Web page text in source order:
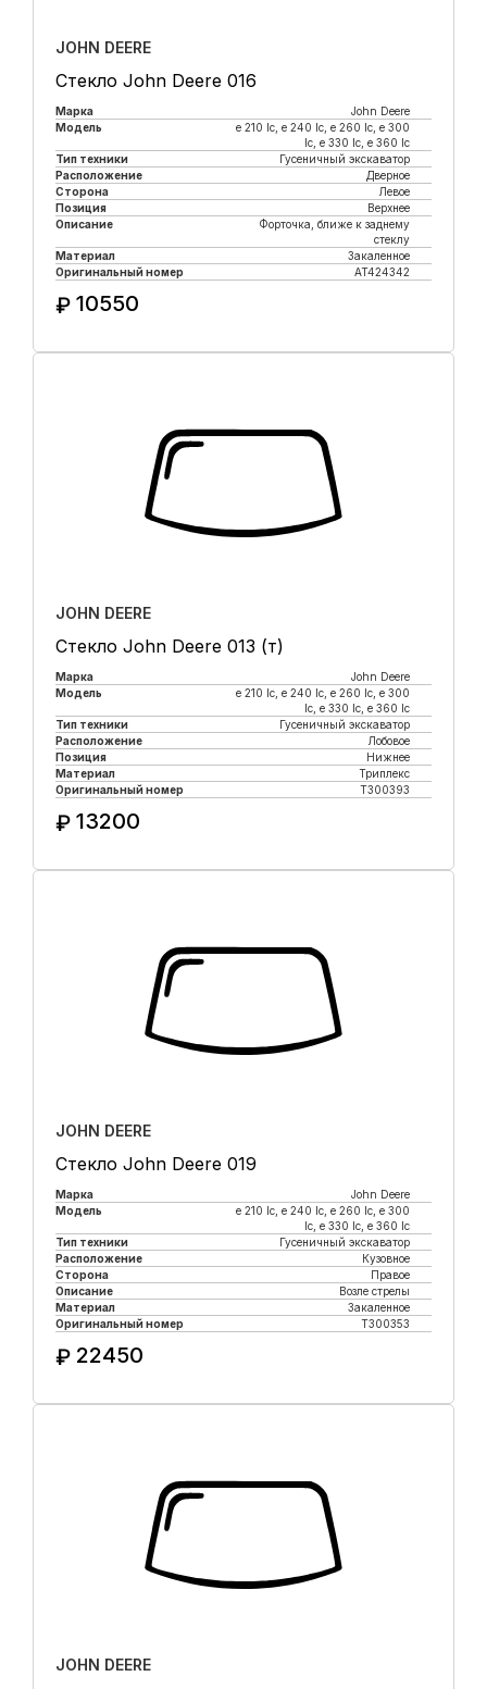
JOHN DEERE
Стекло John Deere 016
Марка
John Deere
Модель
e 210 lc, е 240 lc, e 260 lc, e 300
lc, e 330 lc, e 360 lc
Тип техники
Гусеничный экскаватор
Расположение
Дверное
Сторона
Левое
Позиция
Верхнее
Описание
Форточка, ближе к заднему
стеклу
Материал
Закаленное
Оригинальный номер
AT424342
₽ 10550
JOHN DEERE
Стекло John Deere 013 (т)
Марка
John Deere
Модель
e 210 lc, е 240 lc, e 260 lc, e 300
lc, e 330 lc, e 360 lc
Тип техники
Гусеничный экскаватор
Расположение
Лобовое
Позиция
Нижнее
Материал
Триплекс
Оригинальный номер
T300393
₽ 13200
JOHN DEERE
Стекло John Deere 019
Марка
John Deere
Модель
e 210 lc, е 240 lc, e 260 lc, e 300
lc, e 330 lc, e 360 lc
Тип техники
Гусеничный экскаватор
Расположение
Кузовное
Сторона
Правое
Описание
Возле стрелы
Материал
Закаленное
Оригинальный номер
T300353
₽ 22450
JOHN DEERE